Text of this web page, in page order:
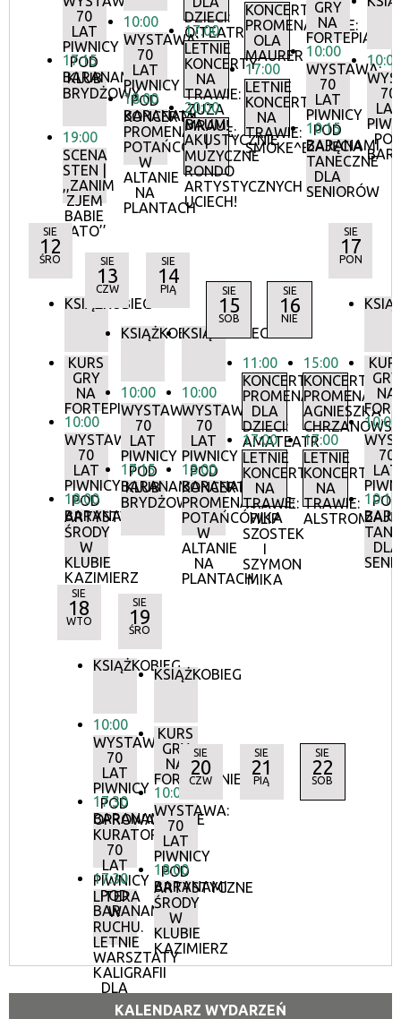
70
LAT
PIWNICY
POD
BARANAMI
17:15
KLUB
BRYDŻOWY
19:00
SCENA
STEN |
,,ZANIM
ZJEM
BABIE
LATO’’
10:00
WYSTAWA:
70
LAT
PIWNICY
POD
BARANAMI
18:00
KONCERTY
PROMENADOWE:
POTAŃCÓWKA
W
ALTANIE
NA
PLANTACH
DZIECI:
O!TEATR
17:00
LETNIE
KONCERTY
NA
TRAWIE:
ZUZA
BAUM
AKUSTYCZNIE
20:00
MRAU!
|
MUZYCZNE
RONDO
ARTYSTYCZNYCH
UCIECH!
KONCERTY
PROMENADOWE:
OLA
MAURER
17:00
LETNIE
KONCERTY
NA
TRAWIE:
SMOKE^BLUES
GRY
NA
FORTEPIANIE
10:00
WYSTAWA:
70
LAT
PIWNICY
POD
BARANAMI
10:15
ZAJĘCIA
TANECZNE
DLA
SENIORÓW
10:00
70
LAT
SIE
12
ŚRO
KSIĄŻKOBIEG
KURS
GRY
NA
FORTEPIANIE
10:00
WYSTAWA:
70
LAT
PIWNICY
POD
BARANAMI
18:00
ARTYSTYCZNE
ŚRODY
W
KLUBIE
KAZIMIERZ
SIE
13
CZW
KSIĄŻKOBIEG
10:00
WYSTAWA:
70
LAT
PIWNICY
POD
BARANAMI
17:15
KLUB
BRYDŻOWY
SIE
14
PIĄ
KSIĄŻKOBIEG
10:00
WYSTAWA:
70
LAT
PIWNICY
POD
BARANAMI
18:00
KONCERTY
PROMENADOWE:
POTAŃCÓWKA
W
ALTANIE
NA
PLANTACH
SIE
15
SOB
11:00
KONCERTY
PROMENADOWE
DLA
DZIECI:
AMATEATR
17:00
LETNIE
KONCERTY
NA
TRAWIE:
FILIP
SZOSTEK
I
SZYMON
MIKA
SIE
16
NIE
15:00
KONCERTY
AGNIESZKA
17:00
LETNIE
KONCERTY
NA
TRAWIE:
ALSTROMERIE
SIE
17
PON
GRY
NA
10:00
70
LAT
POD
10:15
DLA
SIE
18
WTO
KSIĄŻKOBIEG
10:00
WYSTAWA:
70
LAT
PIWNICY
POD
BARANAMI
17:30
OPROWADZANIE
KURATORSKIE:
70
LAT
PIWNICY
POD
BARANAMI
17:30
LITERA
W
RUCHU.
LETNIE
WARSZTATY
KALIGRAFII
DLA
DOROSŁYCH
SIE
19
ŚRO
KSIĄŻKOBIEG
KURS
GRY
NA
FORTEPIANIE
10:00
WYSTAWA:
70
LAT
PIWNICY
POD
BARANAMI
18:00
ARTYSTYCZNE
ŚRODY
W
KLUBIE
KAZIMIERZ
SIE
20
CZW
SIE
21
PIĄ
SIE
22
SOB
KALENDARZ WYDARZEŃ